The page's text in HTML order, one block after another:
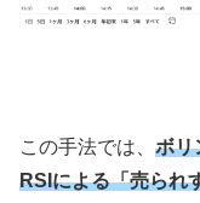
この手法では、 ボリ
RSIによる「売られ